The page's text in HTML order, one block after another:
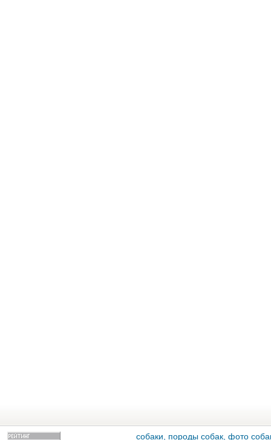
собаки, породы собак, фото